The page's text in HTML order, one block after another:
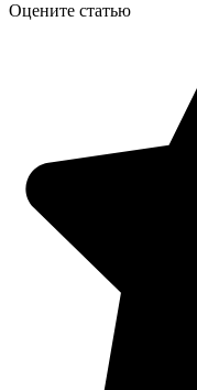
Оцените статью